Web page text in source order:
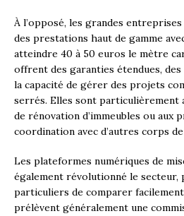
À l’opposé, les grandes
des prestations haut de gamme
atteindre 40 à 50 euros le mètre
offrent des garanties étendues,
la capacité de gérer des projets
serrés. Elles sont particulièrement
de rénovation d’immeubles ou aux
coordination avec d’autres corps
Les plateformes numériques de
également révolutionné le secteur,
particuliers de comparer
prélèvent généralement une